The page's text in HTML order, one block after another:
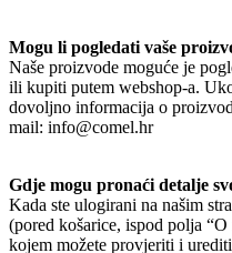
Mogu li pogledati vaše
Naše proizvode moguće je
ili kupiti putem webshop-a.
dovoljno informacija o
mail: info@comel.hr
Gdje mogu pronaći detalje
Kada ste ulogirani na našim
(pored košarice, ispod polja
kojem možete provjeriti i